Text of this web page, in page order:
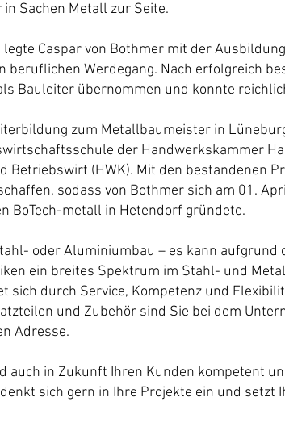
Sachen Metall zur Seite.
Caspar von Bothmer mit der
beruflichen Werdegang. Nach erfolgreich
Bauleiter übernommen und konnte
zum Metallbaumeister in
der Handwerkskammer
Betriebswirt (HWK). Mit den bestandenen
sodass von Bothmer sich am 01.
BoTech-metall in Hetendorf gründete.
oder Aluminiumbau – es kann aufgrund
ein breites Spektrum im Stahl- und
sich durch Service, Kompetenz und
und Zubehör sind Sie bei dem
Adresse.
auch in Zukunft Ihren Kunden kompetent
sich gern in Ihre Projekte ein und setzt